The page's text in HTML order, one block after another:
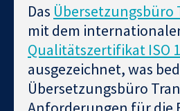
Das Übersetzungsbüro
mit dem
Qualitätszertifikat ISO
ausgezeichnet, was
Übersetzungsbüro